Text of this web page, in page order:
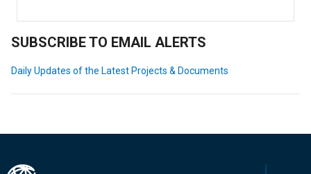
SUBSCRIBE TO EMAIL ALERTS
Daily Updates of the Latest Projects & Documents